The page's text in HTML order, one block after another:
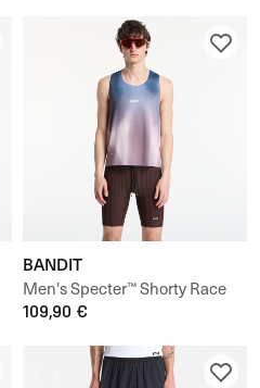
BANDIT
Men's Specter™ Shorty Race
Singlet
109,90 €